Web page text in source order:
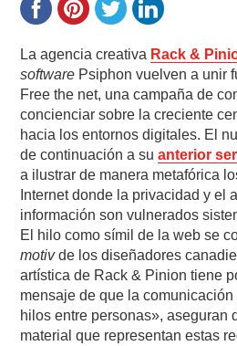
La agencia creativa Rack &
software Psiphon vuelven a unir
Free the net, una campaña de
concienciar sobre la creciente
hacia los entornos digitales. El
de continuación a suanterior
a ilustrar de manera metafórica
Internet donde la privacidad y el
información son vulnerados
El hilo como símil de la web se
motivde los diseñadores
artística de Rack & Pinion tiene
mensaje de que la
hilos entre personas», aseguran
material que representan estas